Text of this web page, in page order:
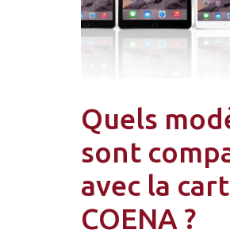
Quels
sont
avec la
COENA ?